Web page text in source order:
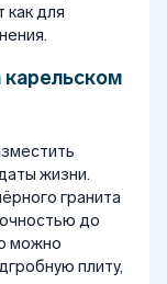
как для
жизни.
гранита
до
можно
плиту,